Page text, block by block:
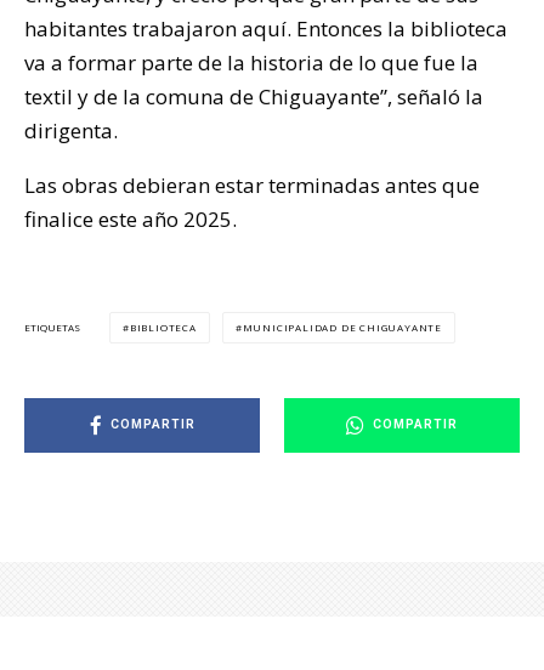
habitantes trabajaron aquí. Entonces la biblioteca
va a formar parte de la historia de lo que fue la
textil y de la comuna de Chiguayante”, señaló la
dirigenta.
Las obras debieran estar terminadas antes que
finalice este año 2025.
ETIQUETAS BIBLIOTECA MUNICIPALIDAD DE CHIGUAYANTE
COMPARTIR COMPARTIR